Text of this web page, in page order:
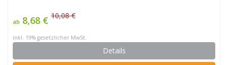
ab 8,68 € 10,08 €
inkl. 19% gesetzlicher MwSt.
Details